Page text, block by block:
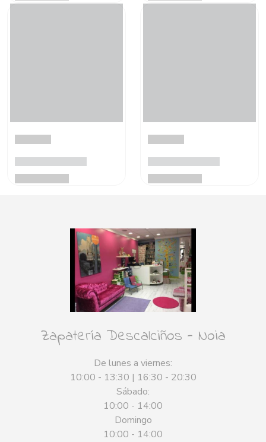
Zapatería Descalciños - Noia
De lunes a viernes:
10:00 - 13:30 | 16:30 - 20:30
Sábado:
10:00 - 14:00
Domingo
10:00 - 14:00